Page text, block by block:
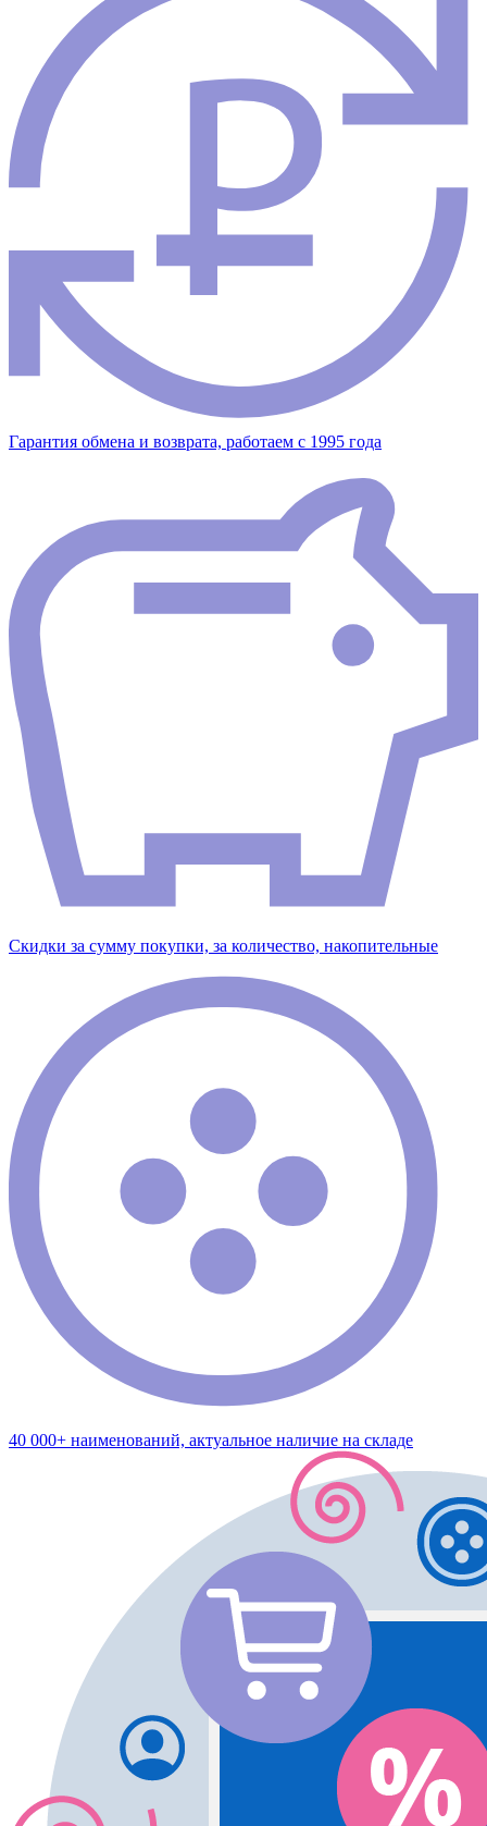
Гарантия обмена и возврата, работаем с 1995 года
Скидки за сумму покупки, за количество, накопительные
40 000+ наименований, актуальное наличие на складе